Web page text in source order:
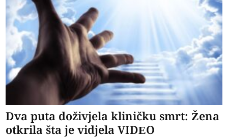
Dva puta doživjela kliničku smrt: Žena
otkrila šta je vidjela VIDEO